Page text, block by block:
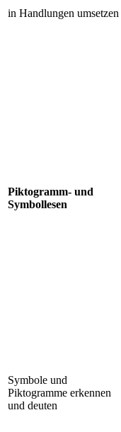
in Handlungen umsetzen
Piktogramm- und
Symbollesen
Symbole und
Piktogramme erkennen
und deuten